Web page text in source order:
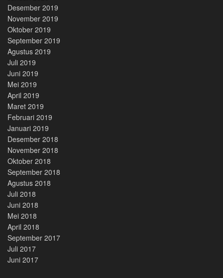
Desember 2019
November 2019
Oktober 2019
September 2019
Agustus 2019
Juli 2019
Juni 2019
Mei 2019
April 2019
Maret 2019
Februari 2019
Januari 2019
Desember 2018
November 2018
Oktober 2018
September 2018
Agustus 2018
Juli 2018
Juni 2018
Mei 2018
April 2018
September 2017
Juli 2017
Juni 2017